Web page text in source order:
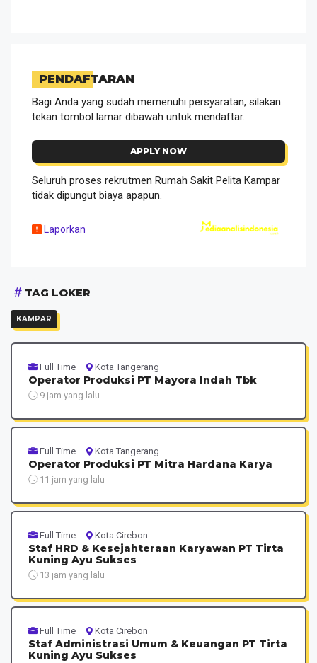
PENDAFTARAN
Bagi Anda yang sudah memenuhi persyaratan, silakan
tekan tombol lamar dibawah untuk mendaftar.
APPLY NOW
Seluruh proses rekrutmen Rumah Sakit Pelita Kampar
tidak dipungut biaya apapun.
Laporkan
TAG LOKER
KAMPAR
Full Time Kota Tangerang
Operator Produksi PT Mayora Indah Tbk
9 jam yang lalu
Full Time Kota Tangerang
Operator Produksi PT Mitra Hardana Karya
11 jam yang lalu
Full Time Kota Cirebon
Staf HRD & Kesejahteraan Karyawan PT Tirta
Kuning Ayu Sukses
13 jam yang lalu
Full Time Kota Cirebon
Staf Administrasi Umum & Keuangan PT Tirta
Kuning Ayu Sukses